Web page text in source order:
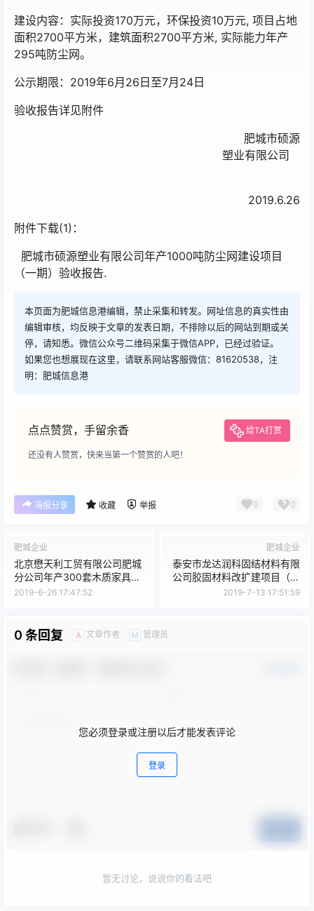
建设内容：实际投资170万元，环保投资10万元, 项目占地
面积2700平方米，建筑面积2700平方米, 实际能力年产
295吨防尘网。
公示期限：2019年6月26日至7月24日
验收报告详见附件
肥城市硕源
塑业有限公司
2019.6.26
附件下载(1)：
肥城市硕源塑业有限公司年产1000吨防尘网建设项目
（一期）验收报告.
本页面为肥城信息港编辑，禁止采集和转发。网址信息的真实性由
编辑审核，均反映于文章的发表日期，不排除以后的网站到期或关
停，请知悉。微信公众号二维码采集于微信APP，已经过验证。
如果您也想展现在这里，请联系网站客服微信：81620538，注
明：肥城信息港
点点赞赏，手留余香 给TA打赏
还没有人赞赏，快来当第一个赞赏的人吧！
海报分享 收藏 举报 0 0
肥城企业
北京懋天利工贸有限公司肥城
分公司年产300套木质家具定
制项目通过环境保护验收工作
2019-6-26 17:47:52
肥城企业
泰安市龙达润科固结材料有限
公司胶固材料改扩建项目（一
期）通过环境保护验收工作的
2019-7-13 17:51:59
0 条回复 A 文章作者 M 管理员
您必须登录或注册以后才能发表评论
登录
暂无讨论，说说你的看法吧